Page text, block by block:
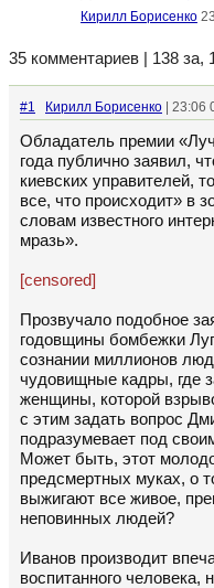
Кирилл Борисенко
35 комментариев | 138 за,
#1 Кирилл Борисенко | 23:06
Обладатель премии
года публично заявил,
киевских управителей,
все, что происходит» в
словам известного
мразь».
[censored]
Прозвучало подобное
годовщины бомбежки
сознании миллионов
чудовищные кадры, где
женщины, которой
с этим задать вопрос
подразумевает под
Может быть, этот
предсмертных муках, о
выжигают все живое,
неповинных людей?
Иванов производит
воспитанного человека,